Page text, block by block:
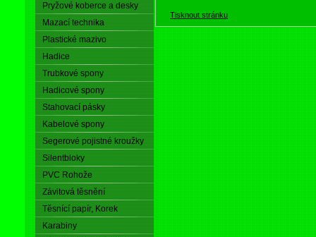
Pryžové koberce a desky
Mazací technika
Plastické mazivo
Hadice
Trubkové spony
Hadicové spony
Stahovací pásky
Kabelové spony
Segerové pojistné kroužky
Silentbloky
PVC Rohože
Závitová těsnění
Těsnící papír, Korek
Karabiny
Tisknout stránku